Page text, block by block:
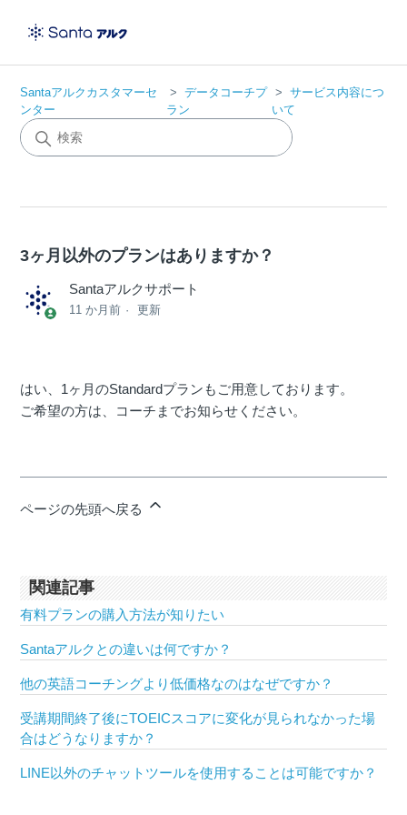
Santaアルクカスタマーセ
ンター
データコーチプ
ラン
サービス内容につ
いて
3ヶ月以外のプランはありますか？
Santaアルクサポート
11 か月前 更新
はい、1ヶ月のStandardプランもご用意しております。
ご希望の方は、コーチまでお知らせください。
ページの先頭へ戻る
関連記事
有料プランの購入方法が知りたい
Santaアルクとの違いは何ですか？
他の英語コーチングより低価格なのはなぜですか？
受講期間終了後にTOEICスコアに変化が見られなかった場
合はどうなりますか？
LINE以外のチャットツールを使用することは可能ですか？